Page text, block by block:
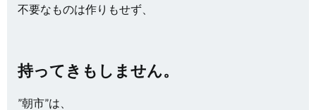
不要なものは作りもせず、
持ってきもしません。
”朝市”は、